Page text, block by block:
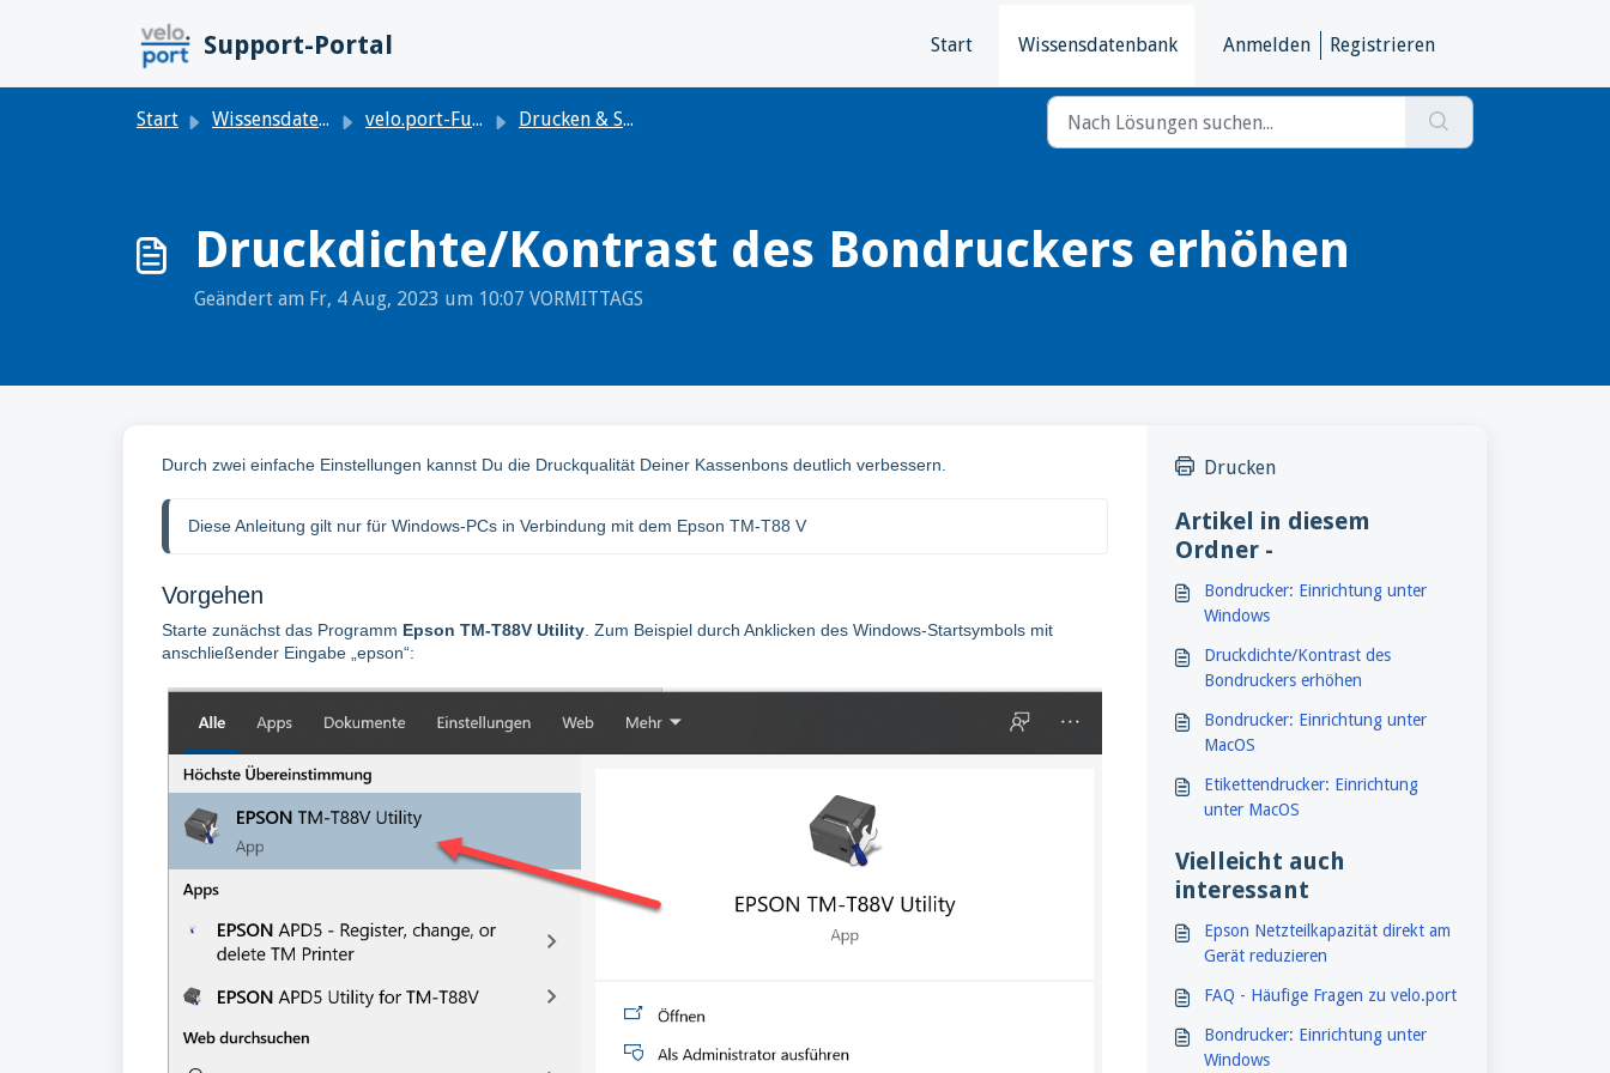
Support-Portal Start Wissensdatenbank Anmelden Registrieren
Start Wissensdatenbank velo.port-Funktionen Drucken & Scannen
Druckdichte/Kontrast des Bondruckers erhöhen
Geändert am Fr, 4 Aug, 2023 um 10:07 VORMITTAGS
Durch zwei einfache Einstellungen kannst Du die Druckqualität Deiner Kassenbons deutlich verbessern.
Diese Anleitung gilt nur für Windows-PCs in Verbindung mit dem Epson TM-T88 V
Vorgehen
Starte zunächst das Programm Epson TM-T88V Utility . Zum Beispiel durch Anklicken des Windows-Startsymbols mit
anschließender Eingabe „epson“:
Drucken
Artikel in diesem
Ordner -
Bondrucker: Einrichtung unter
Windows
Druckdichte/Kontrast des
Bondruckers erhöhen
Bondrucker: Einrichtung unter
MacOS
Etikettendrucker: Einrichtung
unter MacOS
Vielleicht auch
interessant
Epson Netzteilkapazität direkt am
Gerät reduzieren
FAQ - Häufige Fragen zu velo.port
Bondrucker: Einrichtung unter
Windows